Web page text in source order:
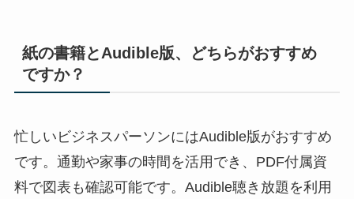
紙の書籍とAudible版、どちらがおすすめ
ですか？
忙しいビジネスパーソンにはAudible版がおすすめ
です。通勤や家事の時間を活用でき、PDF付属資
料で図表も確認可能です。Audible聴き放題を利用